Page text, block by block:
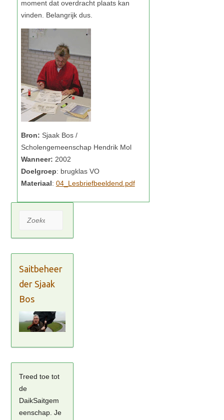
Bron:
Wanneer:
Doelgroep
Materiaal 04_Lesbriefbeeldend.pdf
Zoeken
Saitbeheer
der Sjaak
Bos
Treed toe tot
de
DaikSaitgem
eenschap. Je